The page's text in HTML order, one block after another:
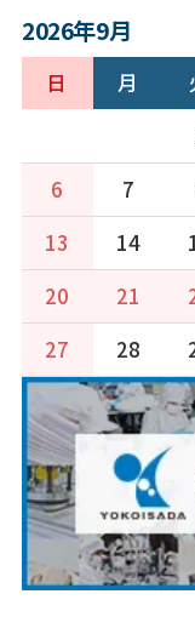
2026年9月
日 月
6
7
13
14
20
21
27
28